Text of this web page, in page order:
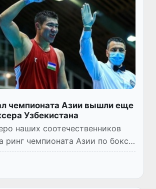
чемпионата Азии вышли еще
Узбекистана
наших соотечественников
ринг чемпионата Азии по боксу,
в Иордании. Четверо из них
турнира.